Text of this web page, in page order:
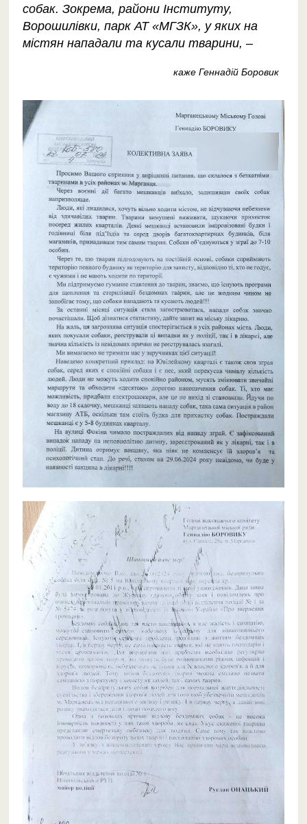
собак. Зокрема, райони Інституту,
Ворошилівки, парк АТ «МГЗК», у яких на
містян нападали та кусали тварини, –
каже Геннадій Боровик